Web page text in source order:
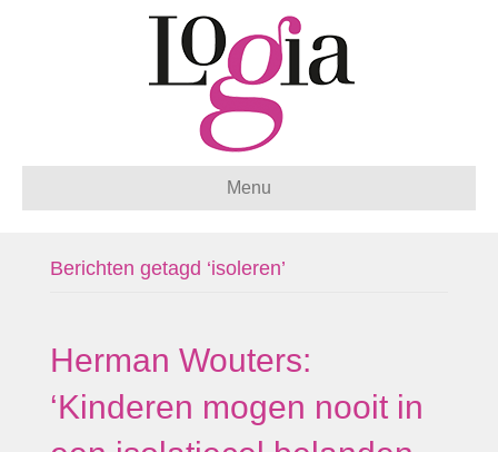
Menu
Berichten getagd ‘isoleren’
Herman Wouters:
‘Kinderen mogen nooit in